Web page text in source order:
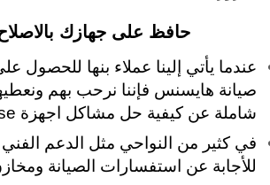
حافظ على جهازك
عندما يأتي إلينا عملاء بنها للحصول
صيانة هايسنس فإننا نرحب بهم
شاملة عن كيفية حل مشاكل اجهزة hisense .
في كثير من النواحي مثل الدعم الفني
للأجابة عن استفسارات الصيانة